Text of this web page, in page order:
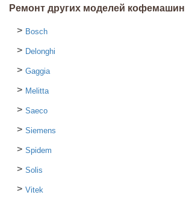
Ремонт других моделей кофемашин
Bosch
Delonghi
Gaggia
Melitta
Saeco
Siemens
Spidem
Solis
Vitek